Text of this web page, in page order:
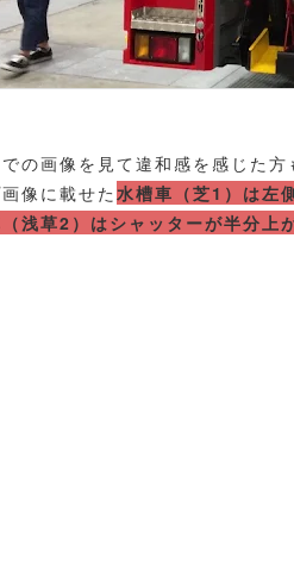
の画像を見て違和感を感じた
画像に載せた水槽車（芝1）は左
浅草2）はシャッターが半分上